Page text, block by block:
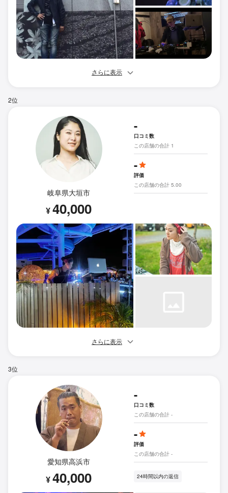
さらに表示
2位
岐阜県大垣市
¥40,000
-
口コミ数
この店舗の合計 1
-
評価
この店舗の合計 5.00
さらに表示
3位
愛知県高浜市
¥40,000
-
口コミ数
この店舗の合計 -
-
評価
この店舗の合計 -
24時間以内の返信